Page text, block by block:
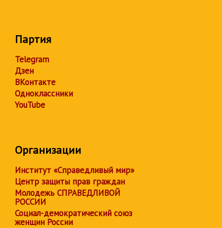
Партия
Telegram
Дзен
ВКонтакте
Одноклассники
YouTube
Организации
Институт «Справедливый мир»
Центр защиты прав граждан
Молодежь СПРАВЕДЛИВОЙ
РОССИИ
Социал-демократический союз
женщин России